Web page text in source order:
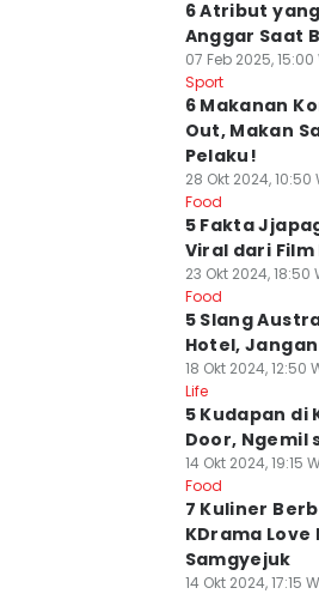
6 Atribut
Anggar Saat
07 Feb 2025, 15:00
Sport
6 Makanan
Out, Makan
Pelaku!
28 Okt 2024, 10:50
Food
5 Fakta
Viral dari
23 Okt 2024, 18:50
Food
5 Slang
Hotel,
18 Okt 2024, 12:50
Life
5 Kudapan di
Door, Ngemil
14 Okt 2024, 19:15
Food
7 Kuliner
KDrama Love
Samgyejuk
14 Okt 2024, 17:15